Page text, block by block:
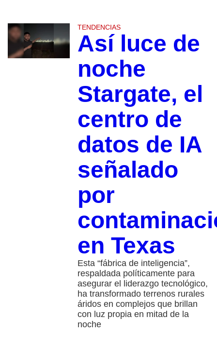
TENDENCIAS
Así luce de
noche
Stargate, el
centro de
datos de IA
señalado
por
en Texas
Esta “fábrica de inteligencia”,
respaldada políticamente para
asegurar el liderazgo tecnológico,
ha transformado terrenos rurales
áridos en complejos que brillan
con luz propia en mitad de la
noche